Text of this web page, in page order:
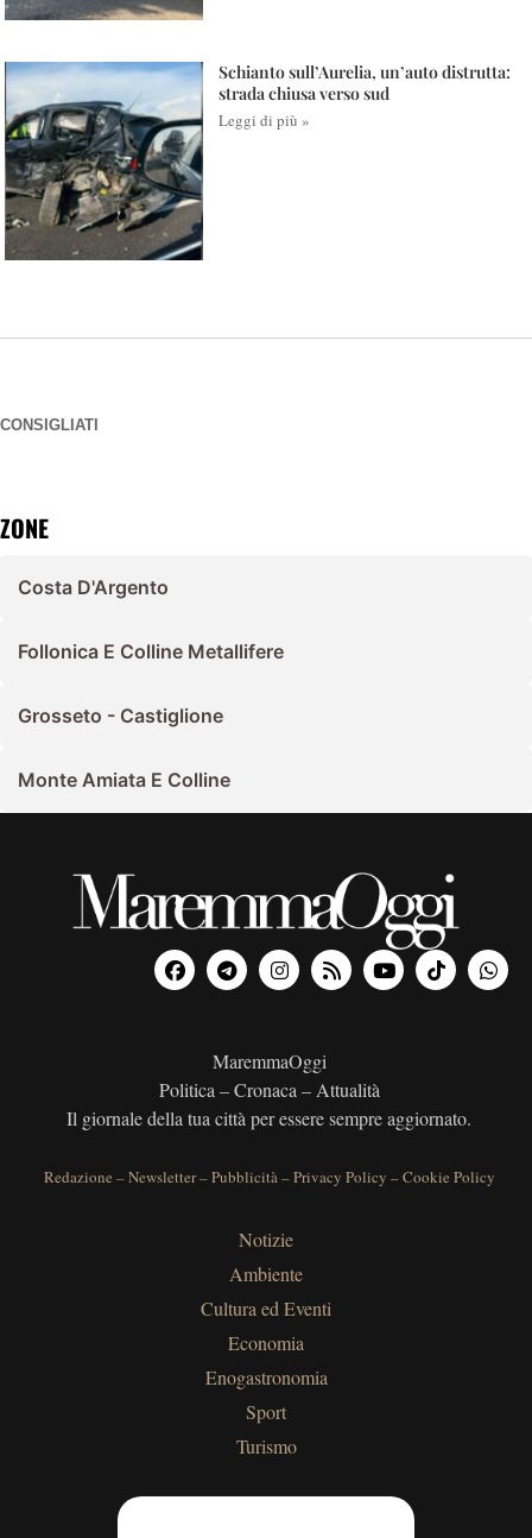
Schianto sull’Aurelia, un’auto distrutta:
strada chiusa verso sud
Leggi di più »
CONSIGLIATI
ZONE
Costa D'Argento
Follonica E Colline Metallifere
Grosseto - Castiglione
Monte Amiata E Colline
MaremmaOggi
Politica – Cronaca – Attualità
Il giornale della tua città per essere sempre aggiornato.
Redazione –Newsletter–Pubblicità–Privacy Policy –Cookie Policy
Notizie
Ambiente
Cultura ed Eventi
Economia
Enogastronomia
Sport
Turismo